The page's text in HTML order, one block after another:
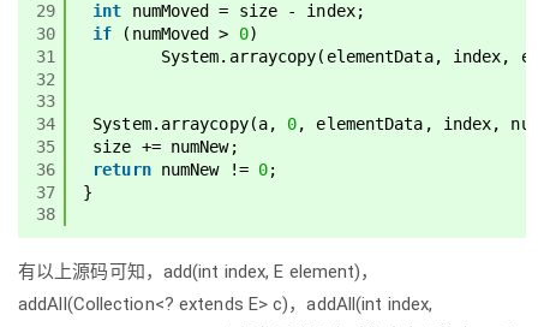
29
30
31
32
33
34
35
36
37
38
int
numMoved = size - index;
if
(numMoved > 0)
System.arraycopy(elementData, index,
System.arraycopy(a, 0, elementData, index,
size += numNew;
return numNew != 0;
}
有以上源码可知，add(int index, E element)，
addAll(Collection<? extends E> c)，addAll(int index,